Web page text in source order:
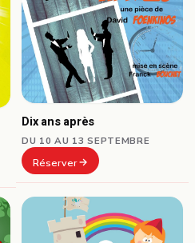
Dix ans après
DU 10 AU 13 SEPTEMBRE
Réserver